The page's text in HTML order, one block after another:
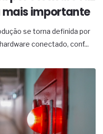
mais importante
se torna definida por
conectado, conf...